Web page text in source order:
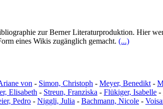
zur Berner Literaturproduktion. Hier
eines Wikis zugänglich gemacht. (...)
von - Simon, Christoph - Meyer, Benedikt -
Elisabeth - Streun, Franziska - Flükiger, Isabelle -
Pedro - Niggli, Julia - Bachmann, Nicole -